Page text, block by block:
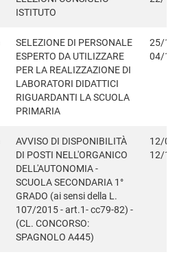
ISTITUTO
SELEZIONE DI PERSONALE
ESPERTO DA UTILIZZARE
PER LA REALIZZAZIONE DI
LABORATORI DIDATTICI
RIGUARDANTI LA SCUOLA
PRIMARIA
25/
04/
AVVISO DI DISPONIBILITÀ
DI POSTI NELL'ORGANICO
DELL'AUTONOMIA -
SCUOLA SECONDARIA 1°
GRADO (ai sensi della L.
107/2015 - art.1- cc79-82) -
(CL. CONCORSO:
SPAGNOLO A445)
12/
12/